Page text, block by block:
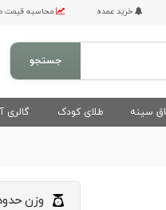
خرید عمده محاسبه قیمت
جستجو
سینه طلای کودک گالری
وزن